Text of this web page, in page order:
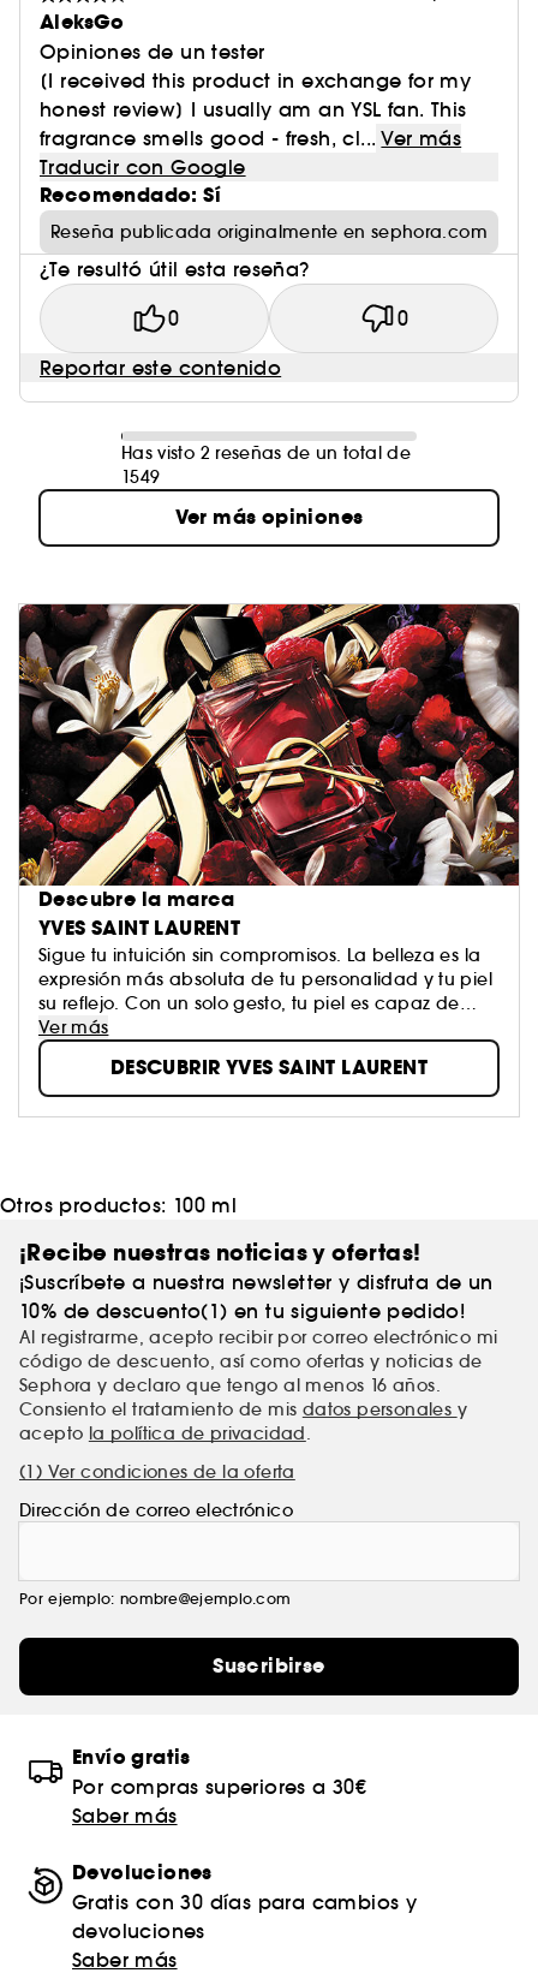
AleksGo
Opiniones de un tester
[I received this product in exchange for my
honest review] I usually am an YSL fan. This
fragrance smells good - fresh, cl... Ver más
Traducir con Google
Recomendado: Sí
Reseña publicada originalmente en sephora.com
¿Te resultó útil esta reseña?
0 0
Reportar este contenido
Has visto 2 reseñas de un total de
1549
Ver más opiniones
Descubre la marca
YVES SAINT LAURENT
Sigue tu intuición sin compromisos. La belleza es la
expresión más absoluta de tu personalidad y tu piel
su reflejo. Con un solo gesto, tu piel es capaz de
convertirse en un arma de seducción. El estado más
bello de la mujer YSL es el de ser distinta, ella misma.
Con Yves Saint Laurent, la belleza se reduce
simplemente a ese gesto.
Ver más
DESCUBRIR YVES SAINT LAURENT
Otros productos: 100 ml
¡Recibe nuestras noticias y ofertas!
¡Suscríbete a nuestra newsletter y disfruta de un
10% de descuento(1) en tu siguiente pedido!
Al registrarme, acepto recibir por correo electrónico mi
código de descuento, así como ofertas y noticias de
Sephora y declaro que tengo al menos 16 años.
Consiento el tratamiento de mis datos personales y
acepto la política de privacidad.
(1) Ver condiciones de la oferta
Dirección de correo electrónico
Por ejemplo: nombre@ejemplo.com
Suscribirse
Envío gratis
Por compras superiores a 30€
Saber más
Devoluciones
Gratis con 30 días para cambios y
devoluciones
Saber más